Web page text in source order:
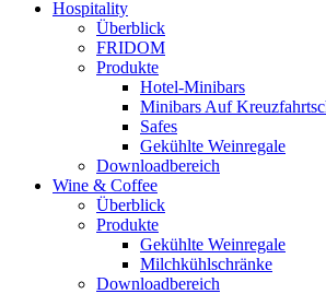
Hospitality
Überblick
FRIDOM
Produkte
Hotel-Minibars
Minibars Auf
Safes
Gekühlte Weinregale
Downloadbereich
Wine & Coffee
Überblick
Produkte
Gekühlte Weinregale
Milchkühlschränke
Downloadbereich